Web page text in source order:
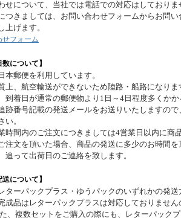
せについて、当社では電話での対応はしており
つきましては、お問い合わせフォームからお問い
上げます。
せフォーム
について】
本郵便を利用しています。
上、航空輸送ができないため陸路・船路になりま
到着日が通常の郵便物より1日～4日程度多くかか
跡番号記載の発送メールをお送りいたしますの
い。
時間内のご注文につきましては4営業日以内に商
注文を頂いた場合、商品の発送に多少のお時間を
追って出荷日のご連絡を致します。
について】
ターパックプラス・ゆうパックのいずれかの発送
成品はレターパックプラスは対応しておりませ
、複数セットをご購入の際にも、レターパック